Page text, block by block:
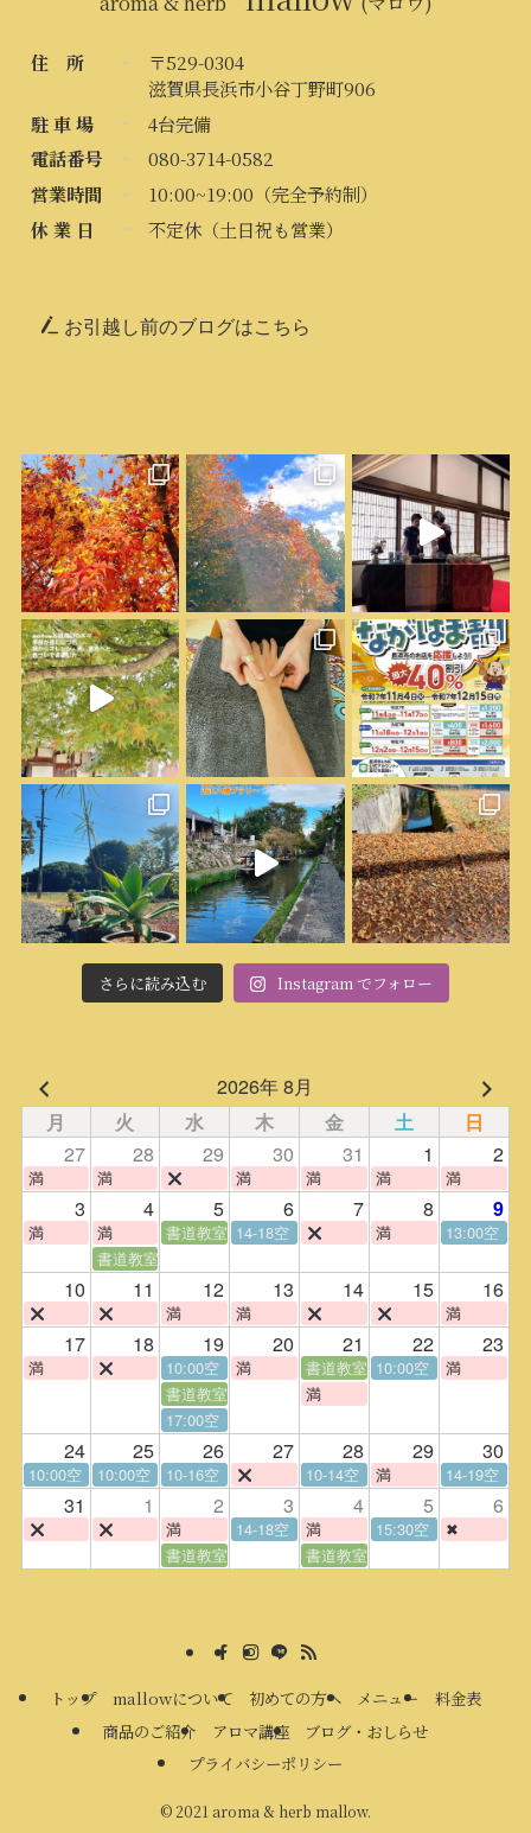
住 所
〒529-0304
滋賀県長浜市小谷丁野町906
駐 車 場
4台完備
電話番号
080-3714-0582
営業時間
10:00~19:00（完全予約制）
休 業 日
不定休（土日祝も営業）
お引越し前のブログはこちら
さらに読み込む Instagram でフォロー
2026年 8月
月 火 水 木 金 土 日
27 28 29 30 31 1 2
満 満 満 満 満 満
3 4 5 6 7 8 9
満 満 書道教室 14-18空 満
13:00空
書道教室
10 11 12 13 14 15 16
満 満 満
17 18 19 20 21 22 23
満 10:00空 満 書道教室 10:00空
満
書道教室
満
17:00空
24 25 26 27 28 29 30
10:00空 10:00空 10-16空 10-14空 満 14-19空
31 1 2 3 4 5 6
満 14-18空 満 15:30空
✖
書道教室
書道教室
トップ mallowについて 初めての方へ メニュー
料金表
商品のご紹介
アロマ講座
ブログ・おしらせ
プライバシーポリシー
© 2021 aroma & herb mallow.